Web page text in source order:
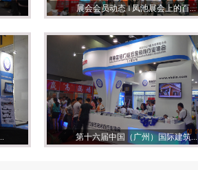
展会会员动态 ‖ 凤池展会上的百...
第十六届中国（广州）国际建筑...